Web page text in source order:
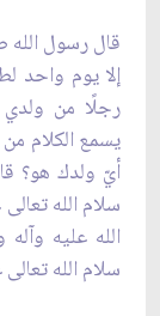
قال رسول الله
إلا يوم واحد
رجلًا من
يسمع الكلام
أيّ ولدك هو؟
سلام الله
الله عليه
سلام الله